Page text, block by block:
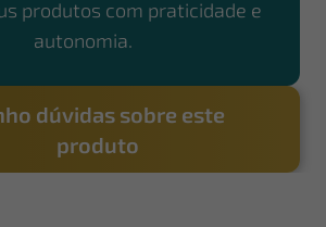
produtos com praticidade e
autonomia.
dúvidas sobre este
produto